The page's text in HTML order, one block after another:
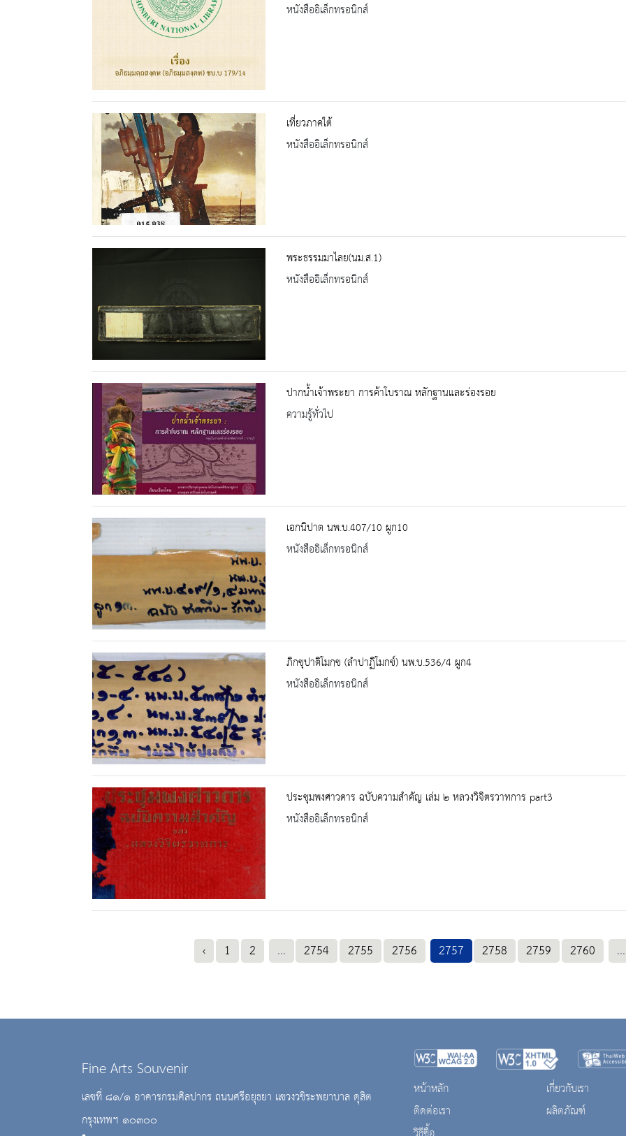
หนังสืออิเล็กทรอนิกส์
เที่ยวภาคใต้
หนังสืออิเล็กทรอนิกส์
พระธรรมมาไลย(นม.ส.1)
หนังสืออิเล็กทรอนิกส์
ปากน้ำเจ้าพระยา การค้าโบราณ หลักฐานและร่องรอย
ความรู้ทั่วไป
เอกนิปาต นพ.บ.407/10 ผูก10
หนังสืออิเล็กทรอนิกส์
ภิกขุปาติโมกฺข (ลำปาฏิโมกข์) นพ.บ.536/4 ผูก4
หนังสืออิเล็กทรอนิกส์
ประชุมพงศาวดาร ฉบับความสำคัญ เล่ม ๒ หลวงวิจิตรวาทการ part3
หนังสืออิเล็กทรอนิกส์
‹ 1 2 ... 2754 2755 2756 2757 2758 2759 2760 ...
Fine Arts Souvenir
เลขที่ ๘๑/๑ อาคารกรมศิลปากร ถนนศรีอยุธยา แขวงวชิระพยาบาล ดุสิต
กรุงเทพฯ ๑๐๓๐๐
หน้าหลัก
ติดต่อเรา
เกี่ยวกับเรา
ผลิตภัณฑ์